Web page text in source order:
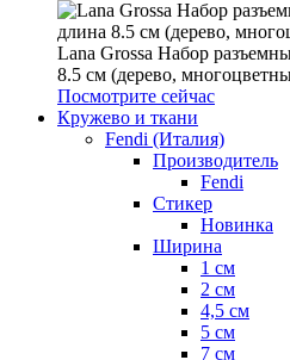
Lana Grossa Набор
8.5 см (дерево,
Посмотрите сейчас
Кружево и ткани
Fendi (Италия)
Производитель
Fendi
Стикер
Новинка
Ширина
1 см
2 см
4,5 см
5 см
7 см